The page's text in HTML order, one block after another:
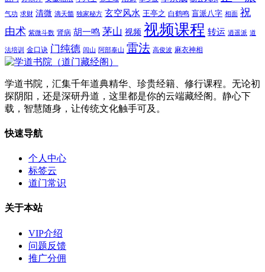
气功 求财 清微 滴天髓 独家秘方 玄空风水 王亭之 白鹤鸣 盲派八字 相面 祝
由术 紫微斗数 肾病 胡一鸣 茅山 视频 视频课程 转运 逍遥派 道
法培训 金口诀 门纯德 闾山 阿部泰山 雷法 高俊波 麻衣神相
学道书院，汇集千年道典精华、珍贵经籍、修行课程。无论初
探阴阳，还是深研丹道，这里都是你的云端藏经阁。静心下
载，智慧随身，让传统文化触手可及。
快速导航
个人中心
标签云
道门常识
关于本站
VIP介绍
问题反馈
推广分佣